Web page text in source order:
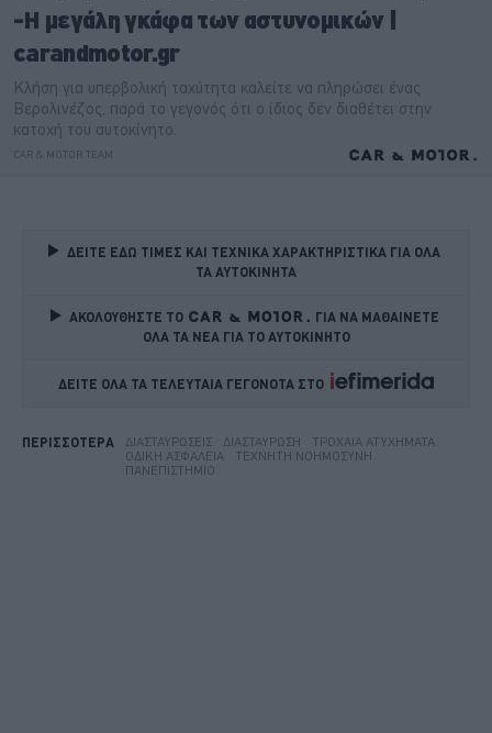
ΔΕΙΤΕ ΕΔΩ ΤΙΜΕΣ ΚΑΙ ΤΕΧΝΙΚΑ ΧΑΡΑΚΤΗΡΙΣΤΙΚΑ ΓΙΑ ΟΛΑ
ΤΑ ΑΥΤΟΚΙΝΗΤΑ
ΑΚΟΛΟΥΘΗΣΤΕ ΤΟ
ΓΙΑ ΝΑ ΜΑΘΑΙΝΕΤΕ
ΟΛΑ ΤΑ ΝΕΑ ΓΙΑ ΤΟ ΑΥΤΟΚΙΝΗΤΟ
ΔΕΙΤΕ ΟΛΑ ΤΑ ΤΕΛΕΥΤΑΙΑ ΓΕΓΟΝΟΤΑ ΣΤΟ
ΠΕΡΙΣΣΟΤΕΡΑ ΔΙΑΣΤΑΥΡΏΣΕΙΣ ΔΙΑΣΤΑΎΡΩΣΗ
ΤΡΟΧΑΊΑ ΑΤΥΧΉΜΑΤΑ
ΟΔΙΚΉ ΑΣΦΆΛΕΙΑ
ΤΕΧΝΗΤΉ ΝΟΗΜΟΣΎΝΗ
ΠΑΝΕΠΙΣΤΉΜΙΟ